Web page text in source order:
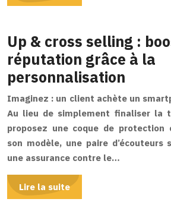
Up & cross selling :
réputation grâce à la
personnalisation
Imaginez : un client achète un
Au lieu de simplement finaliser la
proposez une coque de protection
son modèle, une paire
une assurance contre le…
Lire la suite